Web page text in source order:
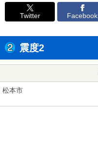
Twitter Facebook
震度2
松本市